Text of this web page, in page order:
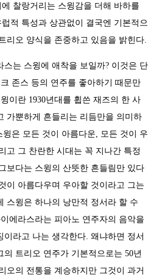
찰랑거리는 스윙감을 더해 바하를
적 특성과 상관없이 결국엔 기본적으
리오 양식을 존중하고 있음을 밝힌다.
스는 스윙에 애착을 보일까? 이것은 단
존스 등의 연주를 좋아하기 때문만
이란 1930년대를 휩쓴 재즈의 한 사
가뿐하게 흔들리는 리듬만을 의미하
은 모든 것이 아름다운, 모든 것이 우
고 그 찬란한 시대는 꼭 지나간 특정
보다는 스윙의 산뜻한 흔들림만 있다
이 아름다우며 우아할 것이라고 그는
스윙은 하나의 낭만적 정서라 할 수
에라스라는 피아노 연주자의 음악을
이라고 나는 생각한다. 왜냐하면 정서
의 트리오 연주가 기본적으로는 50년
오의 전통을 계승하지만 그것이 과거